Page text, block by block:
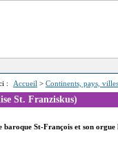
: Accueil > Continents, pays,
St. Franziskus)
baroque St-François et son orgue